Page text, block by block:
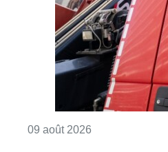
09 août 2026